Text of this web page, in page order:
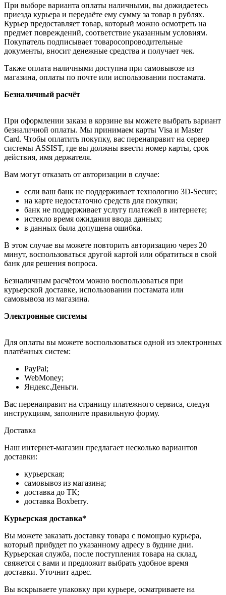
При выборе варианта оплаты наличными, вы дожидаетесь
приезда курьера и передаёте ему сумму за товар в рублях.
Курьер предоставляет товар, который можно осмотреть на
предмет повреждений, соответствие указанным условиям.
Покупатель подписывает товаросопроводительные
документы, вносит денежные средства и получает чек.
Также оплата наличными доступна при самовывозе из
магазина, оплаты по почте или использовании постамата.
Безналичный расчёт
При оформлении заказа в корзине вы можете выбрать вариант
безналичной оплаты. Мы принимаем карты Visa и Master
Card. Чтобы оплатить покупку, вас перенаправит на сервер
системы ASSIST, где вы должны ввести номер карты, срок
действия, имя держателя.
Вам могут отказать от авторизации в случае:
если ваш банк не поддерживает технологию 3D-Secure;
на карте недостаточно средств для покупки;
банк не поддерживает услугу платежей в интернете;
истекло время ожидания ввода данных;
в данных была допущена ошибка.
В этом случае вы можете повторить авторизацию через 20
минут, воспользоваться другой картой или обратиться в свой
банк для решения вопроса.
Безналичным расчётом можно воспользоваться при
курьерской доставке, использовании постамата или
самовывоза из магазина.
Электронные системы
Для оплаты вы можете воспользоваться одной из электронных
платёжных систем:
PayPal;
WebMoney;
Яндекс.Деньги.
Вас перенаправит на страницу платежного сервиса, следуя
инструкциям, заполните правильную форму.
Доставка
Наш интернет-магазин предлагает несколько вариантов
доставки:
курьерская;
самовывоз из магазина;
доставка до ТК;
доставка Boxberry.
Курьерская доставка*
Вы можете заказать доставку товара с помощью курьера,
который прибудет по указанному адресу в будние дни.
Курьерская служба, после поступления товара на склад,
свяжется с вами и предложит выбрать удобное время
доставки. Уточнит адрес.
Вы вскрываете упаковку при курьере, осматриваете на